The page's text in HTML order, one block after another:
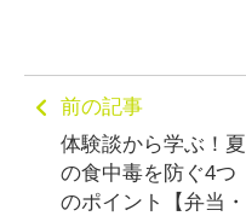
前の記事
体験談から学ぶ！夏
の食中毒を防ぐ4つ
のポイント【弁当・